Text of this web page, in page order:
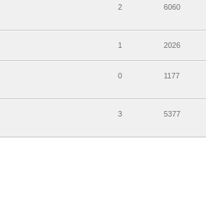
2 6060
1 2026
0 1177
3 5377